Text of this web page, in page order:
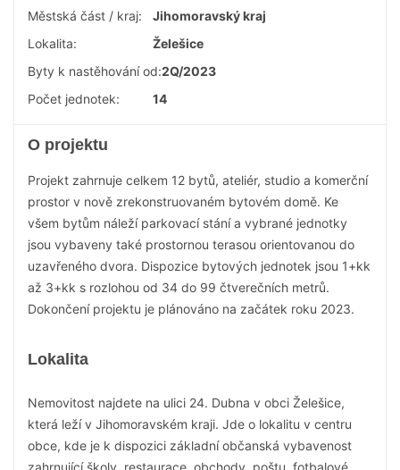
Městská část / kraj:
Jihomoravský kraj
Lokalita:
Želešice
Byty k nastěhování od:2Q/2023
Počet jednotek:
14
O projektu
Projekt zahrnuje celkem 12 bytů, ateliér, studio a komerční
prostor v nově zrekonstruovaném bytovém domě. Ke
všem bytům náleží parkovací stání a vybrané jednotky
jsou vybaveny také prostornou terasou orientovanou do
uzavřeného dvora. Dispozice bytových jednotek jsou 1+kk
až 3+kk s rozlohou od 34 do 99 čtverečních metrů.
Dokončení projektu je plánováno na začátek roku 2023.
Lokalita
Nemovitost najdete na ulici 24. Dubna v obci Želešice,
která leží v Jihomoravském kraji. Jde o lokalitu v centru
obce, kde je k dispozici základní občanská vybavenost
zahrnující školy, restaurace, obchody, poštu, fotbalové